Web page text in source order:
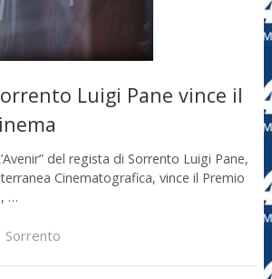
Luigi Pane vince il
del regista di Sorrento Luigi Pane,
Cinematografica, vince il Premio
…
Sorrento